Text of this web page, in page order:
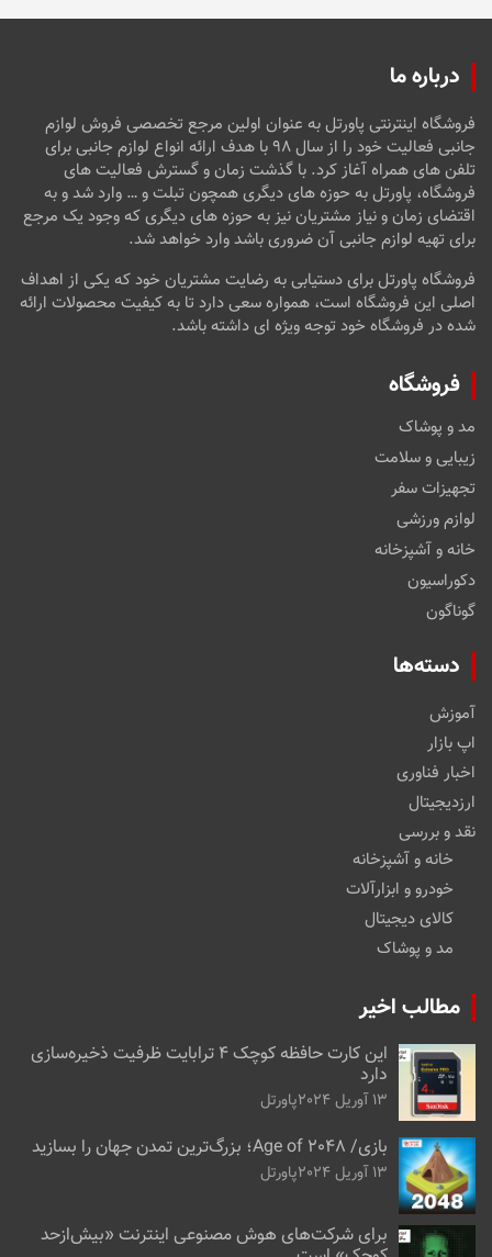
درباره ما
فروشگاه اینترنتی پاورتل به عنوان اولین مرجع تخصصی فروش لوازم
جانبی فعالیت خود را از سال ۹۸ با هدف ارائه انواع لوازم جانبی برای
تلفن های همراه آغاز کرد. با گذشت زمان و گسترش فعالیت های
فروشگاه، پاورتل به حوزه های دیگری همچون تبلت و … وارد شد و به
اقتضای زمان و نیاز مشتریان نیز به حوزه های دیگری که وجود یک مرجع
برای تهیه لوازم جانبی آن ضروری باشد وارد خواهد شد.
فروشگاه پاورتل برای دستیابی به رضایت مشتریان خود که یکی از اهداف
اصلی این فروشگاه است، همواره سعی دارد تا به کیفیت محصولات ارائه
شده در فروشگاه خود توجه ویژه ای داشته باشد.
فروشگاه
مد و پوشاک
زیبایی و سلامت
تجهیزات سفر
لوازم ورزشی
خانه و آشپزخانه
دکوراسیون
گوناگون
دسته‌ها
آموزش
اپ بازار
اخبار فناوری
ارزدیجیتال
نقد و بررسی
خانه و آشپزخانه
خودرو و ابزارآلات
کالای دیجیتال
مد و پوشاک
مطالب اخیر
این کارت حافظه کوچک ۴ ترابایت ظرفیت ذخیره‌سازی
دارد
13 آوریل 2024 پاورتل
بازی/ Age of 2048؛ بزرگ‌ترین تمدن جهان را بسازید
13 آوریل 2024 پاورتل
برای شرکت‌های هوش مصنوعی اینترنت «بیش‌از‌حد